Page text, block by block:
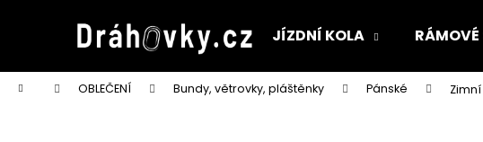
JÍZDNÍ KOLA
Domů OBLEČENÍ Bundy, větrovky, pláštěnky Pánské Zimní
í
Zpět
do
obchodu
Zpět
do
obchodu
Co